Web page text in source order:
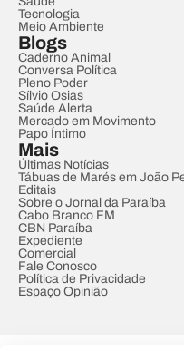
Tecnologia
Meio Ambiente
Blogs
Caderno Animal
Conversa Política
Pleno Poder
Sílvio Osias
Saúde Alerta
Mercado em Movimento
Papo Íntimo
Mais
Últimas Notícias
Tábuas de Marés em João
Editais
Sobre o Jornal da Paraíba
Cabo Branco FM
CBN Paraíba
Expediente
Comercial
Fale Conosco
Política de Privacidade
Espaço Opinião